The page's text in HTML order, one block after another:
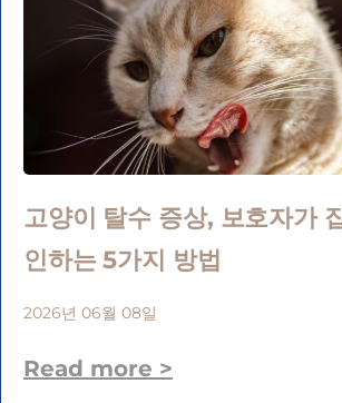
고양이 탈수 증상, 보호자가
인하는 5가지 방법
2026년 06월 08일
Read more >